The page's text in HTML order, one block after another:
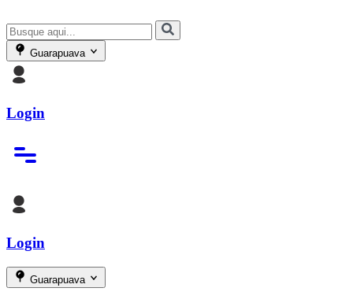
Guarapuava
Login
Login
Guarapuava